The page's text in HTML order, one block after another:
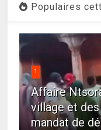
Populaires
1
Affaire
village et
mandat de